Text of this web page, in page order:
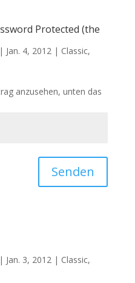
Protected (the
| Jan. 4, 2012| Classic,
anzusehen, unten das
Senden
| Jan. 3, 2012| Classic,